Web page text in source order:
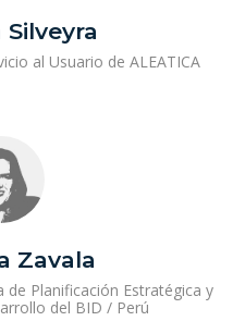
Silveyra
al Usuario de ALEATICA
Zavala
Planificación Estratégica y
del BID / Perú